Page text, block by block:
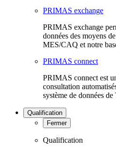
PRIMAS exchange
PRIMAS exchange
données des moyens
MES/CAQ et notre
PRIMAS connect
PRIMAS connect est
consultation
système de données
Qualification
Fermer
Qualification